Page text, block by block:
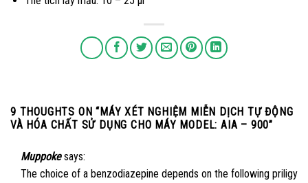
9 THOUGHTS ON “MÁY XÉT NGHIỆM MIỄN DỊCH TỰ ĐỘNG
VÀ HÓA CHẤT SỬ DỤNG CHO MÁY MODEL: AIA – 900”
Muppoke says:
The choice of a benzodiazepine depends on the following priligy